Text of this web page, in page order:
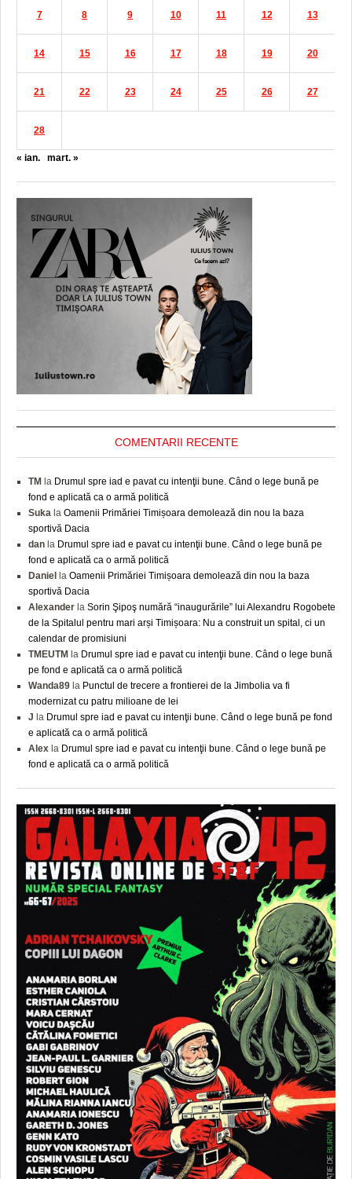
7 8 9 10 11 12 13
14 15 16 17 18 19 20
21 22 23 24 25 26 27
28
« ian. mart. »
COMENTARII RECENTE
TM la Drumul spre iad e pavat cu intenţii bune. Când o lege bună pe
fond e aplicată ca o armă politică
Suka la Oamenii Primăriei Timișoara demolează din nou la baza
sportivă Dacia
dan la Drumul spre iad e pavat cu intenţii bune. Când o lege bună pe
fond e aplicată ca o armă politică
Daniel
la Oamenii Primăriei Timișoara demolează din nou la baza
sportivă Dacia
Alexander la Sorin Şipoş numără “inaugurările” lui Alexandru Rogobete
de la Spitalul pentru mari arși Timișoara: Nu a construit un spital, ci un
calendar de promisiuni
TMEUTM la Drumul spre iad e pavat cu intenţii bune. Când o lege bună
pe fond e aplicată ca o armă politică
Wanda89 la Punctul de trecere a frontierei de la Jimbolia va fi
modernizat cu patru milioane de lei
J la Drumul spre iad e pavat cu intenţii bune. Când o lege bună pe fond
e aplicată ca o armă politică
Alex la Drumul spre iad e pavat cu intenţii bune. Când o lege bună pe
fond e aplicată ca o armă politică